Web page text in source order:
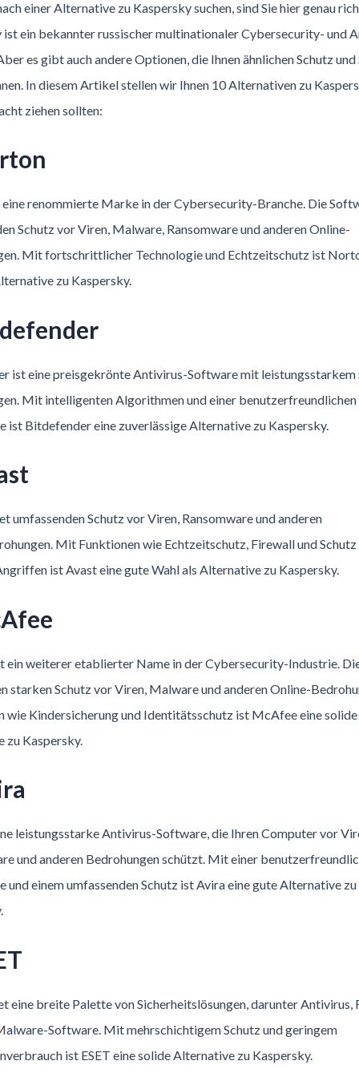
einer Alternative zu Kaspersky suchen, sind Sie hier genau
ist ein bekannter russischer multinationaler Cybersecurity- und
es gibt auch andere Optionen, die Ihnen ähnlichen Schutz
In diesem Artikel stellen wir Ihnen 10 Alternativen zu
ziehen sollten:
renommierte Marke in der Cybersecurity-Branche. Die
Schutz vor Viren, Malware, Ransomware und anderen Online-
Mit fortschrittlicher Technologie und Echtzeitschutz ist
zu Kaspersky.
ist eine preisgekrönte Antivirus-Software mit leistungsstarkem
Mit intelligenten Algorithmen und einer benutzerfreundlichen
ist Bitdefender eine zuverlässige Alternative zu Kaspersky.
umfassenden Schutz vor Viren, Ransomware und anderen
Mit Funktionen wie Echtzeitschutz, Firewall und
ist Avast eine gute Wahl als Alternative zu Kaspersky.
ein weiterer etablierter Name in der Cybersecurity-Industrie.
starken Schutz vor Viren, Malware und anderen Online-
wie Kindersicherung und Identitätsschutz ist McAfee eine solide
zu Kaspersky.
leistungsstarke Antivirus-Software, die Ihren Computer vor
und anderen Bedrohungen schützt. Mit einer
und einem umfassenden Schutz ist Avira eine gute Alternative zu
eine breite Palette von Sicherheitslösungen, darunter Antivirus,
Software. Mit mehrschichtigem Schutz und geringem
ist ESET eine solide Alternative zu Kaspersky.